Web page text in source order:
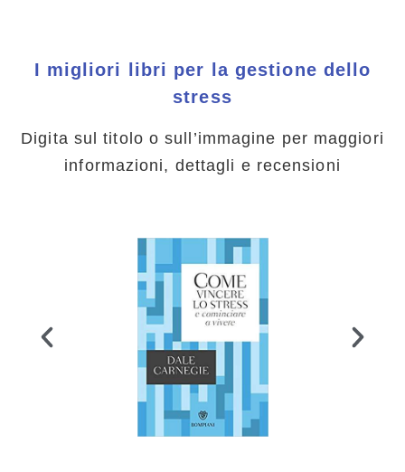
I migliori libri per la gestione dello
stress
Digita sul titolo o sull’immagine per maggiori
informazioni, dettagli e recensioni